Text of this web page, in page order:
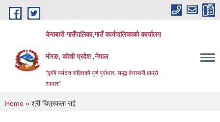
Skip to main content
केराबारी गाउँपालिका,गाउँ कार्यपालिकाको कार्यालय
मोरङ, कोशी प्रदेश ,नेपाल
"कृषि पर्यटन सहितको पुर्ण पुर्वाधार, समृद्व केराबारी हाम्रो
आधार"
You are here
Home » श्री चित्रकला राई